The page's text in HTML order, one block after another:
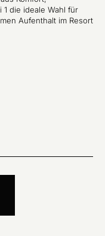
1 die ideale Wahl für
Aufenthalt im Resort